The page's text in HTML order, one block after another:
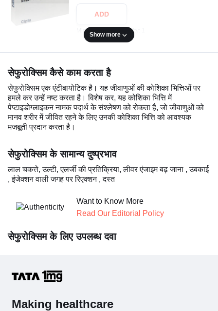
ADD
Minimum order quantity: 1
Show more
सेफुरोक्सिम कैसे काम करता है
सेफुरोक्सिम एक एंटीबायोटिक है। यह जीवाणुओं की कोशिका भित्तिओं पर
हमले कर उन्हें नष्ट करता है। विशेष कर, यह कोशिका भित्ति में
पेप्टाइडोग्लाइकन नामक पदार्थ के संश्लेषण को रोकता है, जो जीवाणुओं को
मानव शरीर में जीवित रहने के लिए उनकी कोशिका भित्ति को आवश्यक
मजबूती प्रदान करता है।
सेफुरोक्सिम के सामान्य दुष्प्रभाव
लाल चकत्ते, उल्टी, एलर्जी की प्रतिक्रिया, लीवर एंजाइम बढ़ जाना , उबकाई
, इंजेक्शन वाली जगह पर रिएक्शन , दस्त
Want to Know More
Read Our Editorial Policy
सेफुरोक्सिम के लिए उपलब्ध दवा
Making healthcare